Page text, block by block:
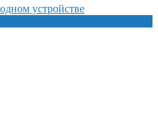
устройстве